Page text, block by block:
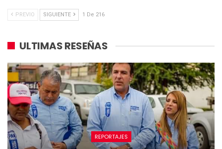
PREVIO SIGUIENTE 1 De 216
ULTIMAS RESEÑAS
REPORTAJES